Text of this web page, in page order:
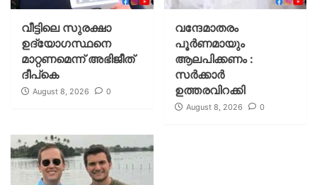
വീട്ടിലെ സുരക്ഷാ
ഉദ്യോഗസ്ഥനെ
മാറ്റണമെന്ന് അഭിജീത്
ദീപ്‌കെ
August 8, 2026 0
വന്ദേമാതരം
പൂര്‍ണമായും
ആലപിക്കണം :
സര്‍ക്കാര്‍
ഉത്തരവിറക്കി
August 8, 2026 0